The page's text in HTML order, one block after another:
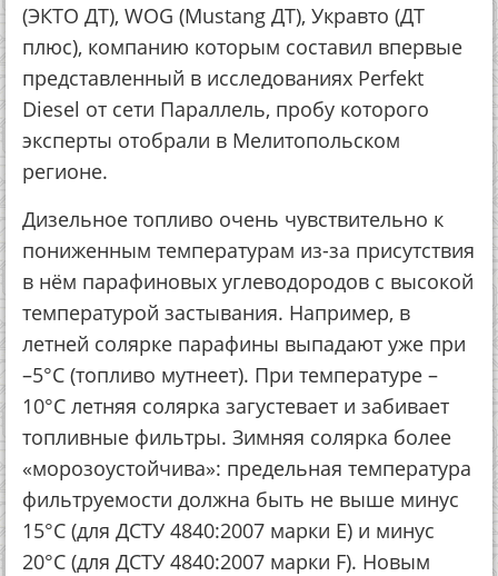
(ЭКТО ДТ), WOG (Mustang ДТ), Укравто (ДТ
плюс), компанию которым составил впервые
представленный в исследованиях Perfekt
Diesel от сети Параллель, пробу которого
эксперты отобрали в Мелитопольском
регионе.
Дизельное топливо очень чувствительно к
пониженным температурам из-за присутствия
в нём парафиновых углеводородов с высокой
температурой застывания. Например, в
летней солярке парафины выпадают уже при
–5°С (топливо мутнеет). При температуре –
10°С летняя солярка загустевает и забивает
топливные фильтры. Зимняя солярка более
«морозоустойчива»: предельная температура
фильтруемости должна быть не выше минус
15°С (для ДСТУ 4840:2007 марки E) и минус
20°С (для ДСТУ 4840:2007 марки F). Новым